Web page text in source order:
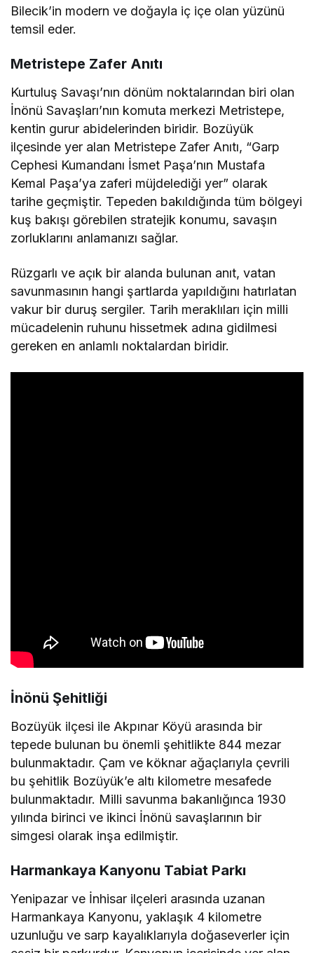
Bilecik’in modern ve doğayla iç içe olan yüzünü
temsil eder.
Metristepe Zafer Anıtı
Kurtuluş Savaşı’nın dönüm noktalarından biri olan
İnönü Savaşları’nın komuta merkezi Metristepe,
kentin gurur abidelerinden biridir. Bozüyük
ilçesinde yer alan Metristepe Zafer Anıtı, “Garp
Cephesi Kumandanı İsmet Paşa’nın Mustafa
Kemal Paşa’ya zaferi müjdelediği yer” olarak
tarihe geçmiştir. Tepeden bakıldığında tüm bölgeyi
kuş bakışı görebilen stratejik konumu, savaşın
zorluklarını anlamanızı sağlar.
Rüzgarlı ve açık bir alanda bulunan anıt, vatan
savunmasının hangi şartlarda yapıldığını hatırlatan
vakur bir duruş sergiler. Tarih meraklıları için milli
mücadelenin ruhunu hissetmek adına gidilmesi
gereken en anlamlı noktalardan biridir.
İnönü Şehitliği
Bozüyük ilçesi ile Akpınar Köyü arasında bir
tepede bulunan bu önemli şehitlikte 844 mezar
bulunmaktadır. Çam ve köknar ağaçlarıyla çevrili
bu şehitlik Bozüyük’e altı kilometre mesafede
bulunmaktadır. Milli savunma bakanlığınca 1930
yılında birinci ve ikinci İnönü savaşlarının bir
simgesi olarak inşa edilmiştir.
Harmankaya Kanyonu Tabiat Parkı
Yenipazar ve İnhisar ilçeleri arasında uzanan
Harmankaya Kanyonu, yaklaşık 4 kilometre
uzunluğu ve sarp kayalıklarıyla doğaseverler için